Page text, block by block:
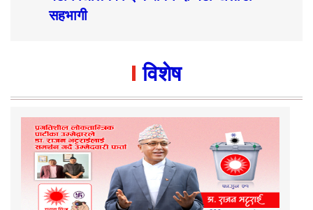
सहभागी
विशेष